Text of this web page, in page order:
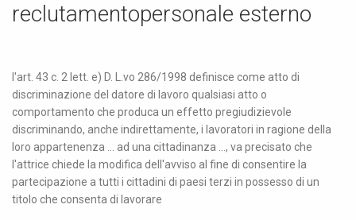
reclutamentopersonale esterno
l'art. 43 c. 2 lett. e) D. L.vo 286/1998 definisce come atto di
discriminazione del datore di lavoro qualsiasi atto o
comportamento che produca un effetto pregiudizievole
discriminando, anche indirettamente, i lavoratori in ragione della
loro appartenenza ... ad una cittadinanza ..., va precisato che
l'attrice chiede la modifica dell'avviso al fine di consentire la
partecipazione a tutti i cittadini di paesi terzi in possesso di un
titolo che consenta di lavorare